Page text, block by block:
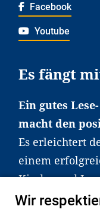
Facebook
Youtube
Es fängt
Ein gutes
macht den
Es erleichtert
einem
Kinder und
haben aber
Wir